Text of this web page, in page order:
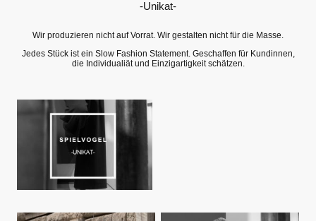
-Unikat-
Wir produzieren nicht auf Vorrat. Wir gestalten nicht für die Masse.
Jedes Stück ist ein Slow Fashion Statement. Geschaffen für Kundinnen,
die Individualiät und Einzigartigkeit schätzen.